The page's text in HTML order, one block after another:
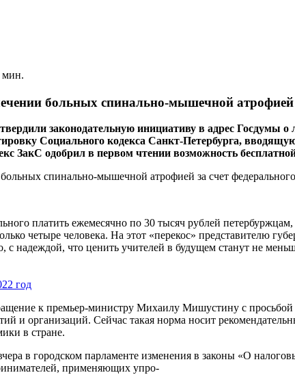
мин.
больных спинально-мышечной атрофией
законодательную инициативу в адрес
Социального кодекса Санкт-Петербурга,
ЗакС одобрил в первом чтении возможность
платить ежемесячно по 30 тысяч рублей
четыре человека. На этот «перекос» представителю
с надеждой, что ценить учителей в будущем станут не
год
к премьер-министру Михаилу Мишустину с просьбой
и организаций. Сейчас такая норма носит
в стране.
в городском парламенте изменения в законы «О
применяющих упро-